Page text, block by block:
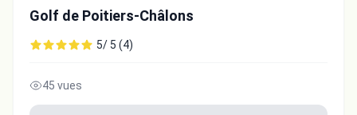
Golf de Poitiers-Châlons
5/ 5 (4)
45 vues